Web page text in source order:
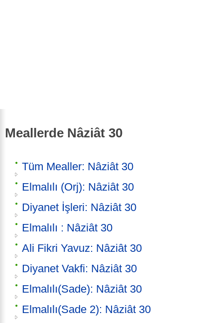
Meallerde Nâziât 30
Tüm Mealler: Nâziât 30
Elmalılı (Orj): Nâziât 30
Diyanet İşleri: Nâziât 30
Elmalılı : Nâziât 30
Ali Fikri Yavuz: Nâziât 30
Diyanet Vakfi: Nâziât 30
Elmalılı(Sade): Nâziât 30
Elmalılı(Sade 2): Nâziât 30